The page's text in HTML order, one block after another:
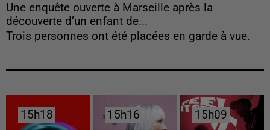
Une enquête ouverte à Marseille après la
découverte d’un enfant de...
Trois personnes ont été placées en garde à vue.
15h18
15h18 15h16
15h16 15h09
15h09